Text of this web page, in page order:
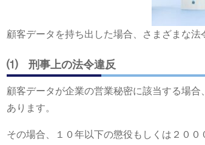
顧客データを持ち出した場合、さまざまな法
⑴ 刑事上の法令違反
顧客データが企業の営業秘密に該当する場
あります。
その場合、１０年以下の懲役もしくは２０